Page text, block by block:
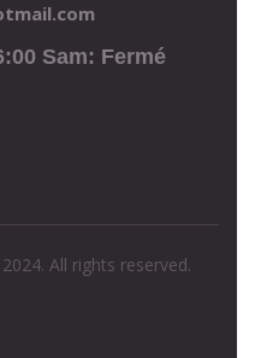
Sam: Fermé
All rights reserved.